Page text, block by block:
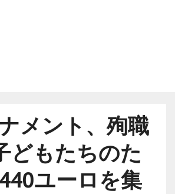
メント、殉職
どもたちのた
ユーロを集